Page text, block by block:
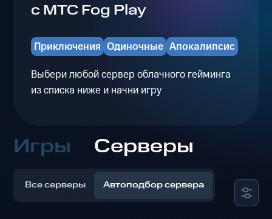
с МТС Fog Play
Приключения Одиночные Апокалипсис
Выбери любой сервер облачного гейминга
из списка ниже и начни игру
Игры Серверы
Все серверы Автоподбор сервера